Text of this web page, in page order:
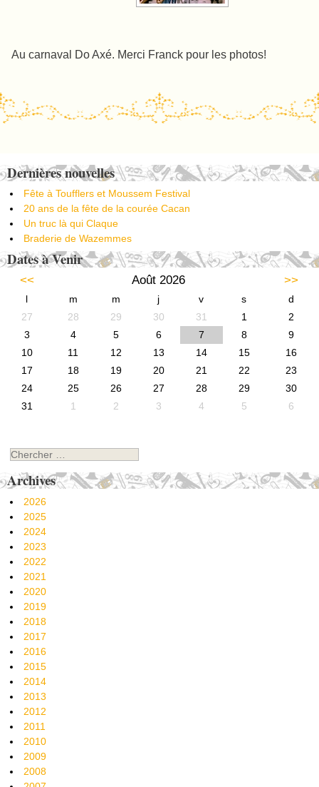
Au carnaval Do Axé. Merci Franck pour les photos!
Post navigation
Dernières nouvelles
Fête à Toufflers et Moussem Festival
20 ans de la fête de la courée Cacan
Un truc là qui Claque
Braderie de Wazemmes
Dates à Venir
<< Août 2026 >>
l m m j v s
d
27
28 29 30 31 1
2
3
4 5 6 7 8
9
10
11 12 13 14 15
16
17
18 19 20 21 22
23
24
25 26 27 28 29
30
31
1 2 3 4 5 6
Chercher
Archives
2026
2025
2024
2023
2022
2021
2020
2019
2018
2017
2016
2015
2014
2013
2012
2011
2010
2009
2008